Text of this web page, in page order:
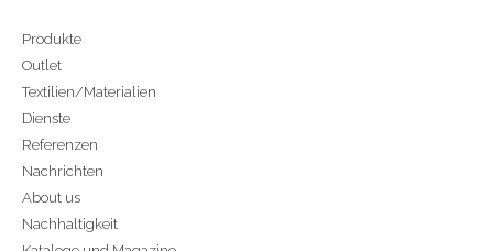
Produkte
Outlet
Textilien/Materialien
Dienste
Referenzen
Nachrichten
About us
Nachhaltigkeit